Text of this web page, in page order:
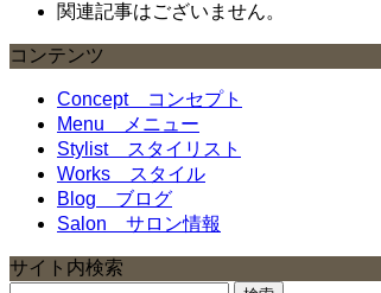
関連記事はございません。
コンテンツ
Concept
コンセプト
Menu
メニュー
Stylist
スタイリスト
Works
スタイル
Blog ブログ
Salon サロン情報
サイト内検索